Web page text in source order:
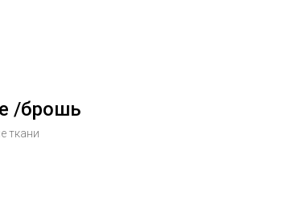
/брошь
ткани